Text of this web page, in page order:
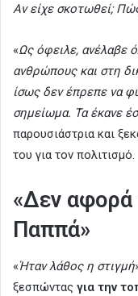
Αν είχε σκοτωθεί;
«Ως όφειλε, ανέλαβε
ανθρώπους και στη
ίσως δεν έπρεπε να
σημείωμα. Τα έκανε
παρουσιάστρια και
του για τον πολιτισμό.
«Δεν αφορά
Παππά»
«Ήταν λάθος η στιγμή
ξεσπώντας για την